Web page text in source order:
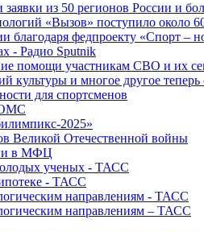
из 50 регионов России и
«Вызов» поступило около
благодаря федпроекту «Спорт –
- Радио Sputnik
помощи участникам СВО и их
и многое другое теперь
для спортсменов
ОМС
2025»
Великой Отечественной войны
в МФЦ
ученых - ТАСС
- ТАСС
направлениям - ТАСС
направлениям – ТАСС